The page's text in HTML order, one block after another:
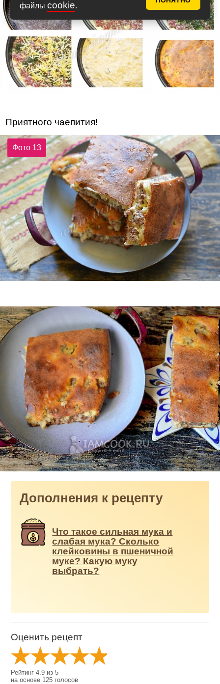
файлы cookie.
Приятного чаепития!
Фото 13
Дополнения к рецепту
Что такое сильная мука и
слабая мука? Сколько
клейковины в пшеничной
муке? Какую муку
выбрать?
Оценить рецепт
Рейтинг4.9 из5
на основе 125 голосов